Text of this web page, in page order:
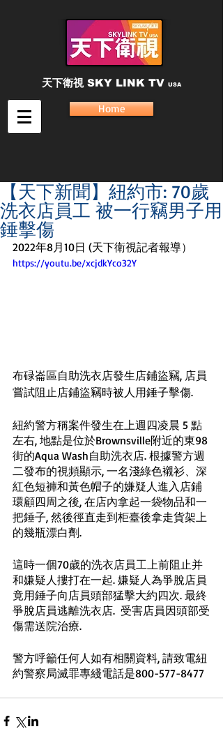
天下衛視 SKY LINK TV USA
Home
【天下新聞】紐約市: 70歲
洗衣店員工 被一行竊男子用
錘擊傷
2022年8月10日 (天下衛視記者報導）
https://youtu.be/xcjdkYco32Y
布碌崙區自助洗衣店發生店鋪盜竊, 店員
嘗試阻止店鋪盜竊時被人用錘子擊傷.
紐約警方稱案件發生在上週四凌晨 5 點
左右, 地點是位於Brownsville附近的東98
街的Aqua Wash自助洗衣店. 根據警方週
二發布的視頻顯示, 一名淺綠色襯衫、深
紅色短褲和黃色帽子的嫌疑人進入店鋪
環顧四周之後, 在店內拿起一袋物品和一
把錘子, 然後徑直走到柜臺後拿走貨架上
的幾瓶漂白劑.
這時一個70歲的洗衣店員工上前阻止并
和嫌疑人摟打在一起. 嫌疑人為爭脫店員
竟用錘子向店員頭部猛擊大約四次. 最終
爭脫店員逃離洗衣店.  受害店員因頭部受
傷需送院治療.
警方呼籲任何人如有相關資料, 請致電紐
約警察局滅罪專綫電話是800-577-8477